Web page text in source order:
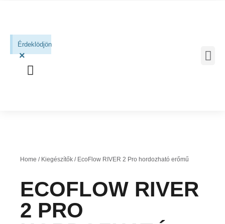
Érdeklödjön
×
Home / Kiegészítők / EcoFlow RIVER 2 Pro hordozható erőmű
ECOFLOW RIVER
2 PRO